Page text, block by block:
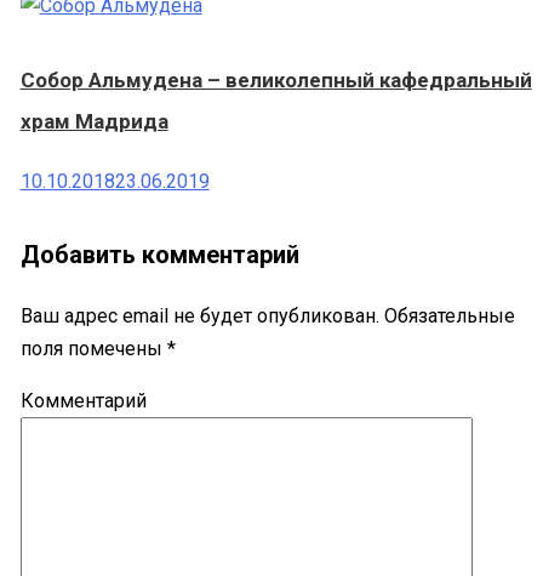
Собор Альмудена – великолепный кафедральный
храм Мадрида
10.10.201823.06.2019
Добавить комментарий
Ваш адрес email не будет опубликован. Обязательные
поля помечены *
Комментарий